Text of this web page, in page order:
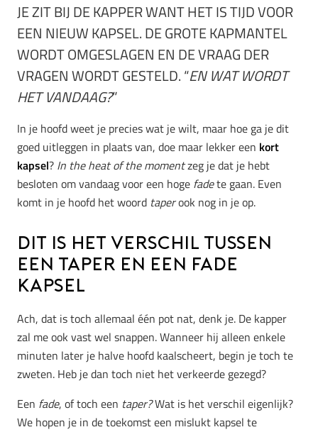
JE ZIT BIJ DE KAPPER WANT HET IS TIJD VOOR
EEN NIEUW KAPSEL. DE GROTE KAPMANTEL
WORDT OMGESLAGEN EN DE VRAAG DER
VRAGEN WORDT GESTELD. “EN WAT WORDT
HET VANDAAG?”
In je hoofd weet je precies wat je wilt, maar hoe ga je dit
goed uitleggen in plaats van, doe maar lekker een kort
kapsel? In the heat of the momentzeg je dat je hebt
besloten om vandaag voor een hoge fadete gaan. Even
komt in je hoofd het woord taperook nog in je op.
Dit is het verschil tussen
een taper en een fade
kapsel
Ach, dat is toch allemaal één pot nat, denk je. De kapper
zal me ook vast wel snappen. Wanneer hij alleen enkele
minuten later je halve hoofd kaalscheert, begin je toch te
zweten. Heb je dan toch niet het verkeerde gezegd?
Een fade, of toch een taper?Wat is het verschil eigenlijk?
We hopen je in de toekomst een mislukt kapsel te